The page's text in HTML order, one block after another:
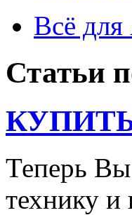
Всё
Статьи
Теперь
технику